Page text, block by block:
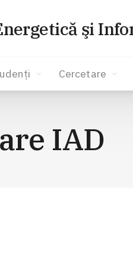
şi
Cercetare
IAD